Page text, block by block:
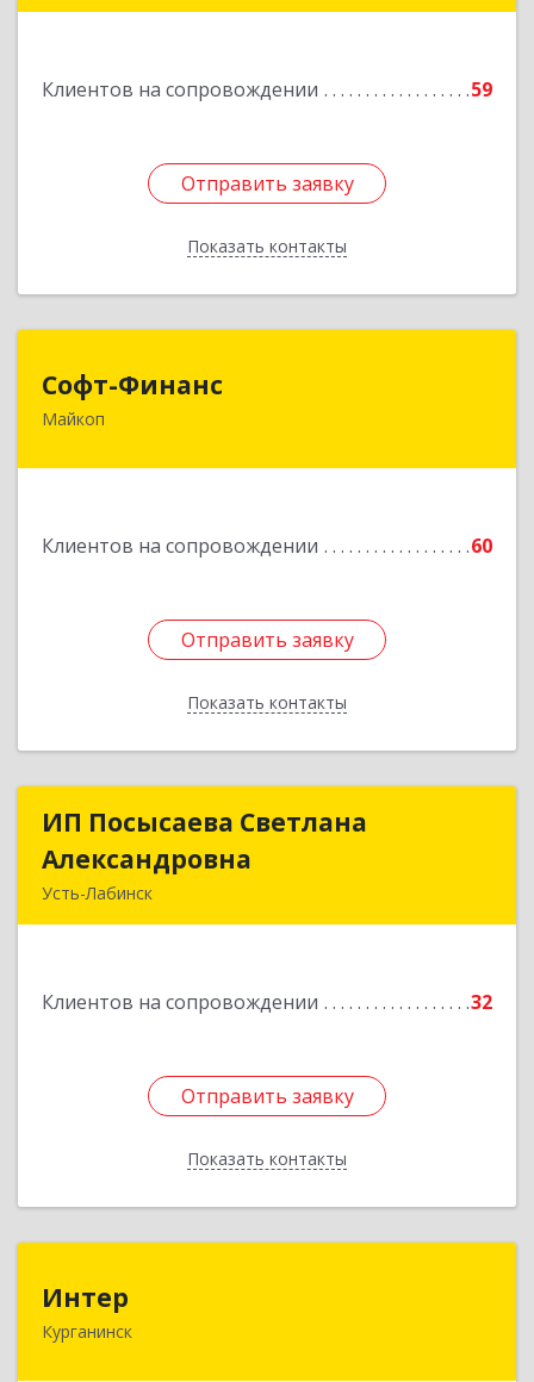
Клиентов на сопровождении 59
Отправить заявку
Показать контакты
Отправить заявку
Назад
Софт-Финанс
Майкоп
Клиентов на сопровождении 60
Отправить заявку
Показать контакты
385006, Адыгея Респ, Майкоп г, Калинина ул,
Отправить заявку
Назад
ИП Посысаева Светлана
Александровна
Усть-Лабинск
Клиентов на сопровождении 32
Отправить заявку
Показать контакты
ИП Посысаева Светлана
Подробнее
Отправить заявку
Назад
Интер
Курганинск352430, Краснодарский край, Курганинск г,